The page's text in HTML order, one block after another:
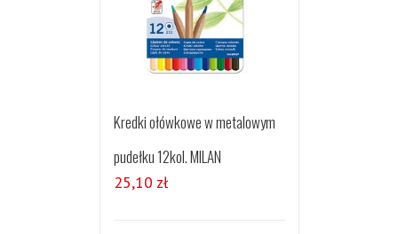
Kredki ołówkowe w metalowym
pudełku 12kol. MILAN
25,10 zł